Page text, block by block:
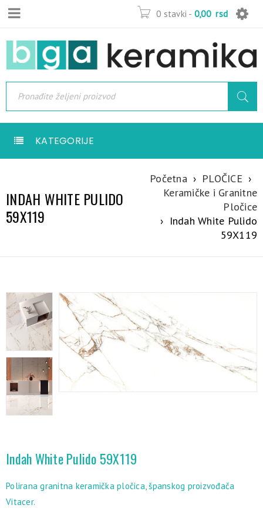
0 stavki - 0,00 rsd
KATEGORIJE
INDAH WHITE PULIDO
59X119
Početna › PLOČICE ›
Keramičke i Granitne
Pločice
› Indah White Pulido
59X119
Indah White Pulido 59X119
Polirana granitna keramička pločica, španskog proizvođača
Vitacer.